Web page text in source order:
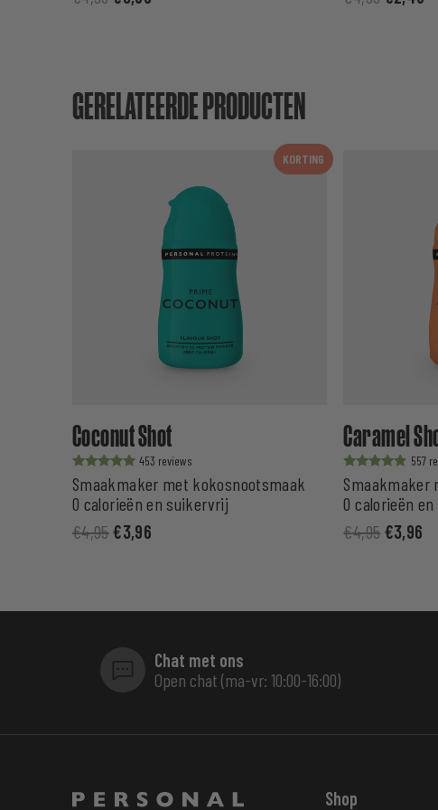
GERELATEERDE PRODUCTEN
KORTING
Coconut Shot
Waardering
uit 5
453
Smaakmaker met kokosnootsmaak
0 calorieën en suikervrij
€4,95€3,96
Caramel
Waardering
uit 5
557
Smaakmaker
0 calorieën
€4,95 €3,96
Chat met ons
Open chat (ma-vr: 10:00-16:00)
Shop